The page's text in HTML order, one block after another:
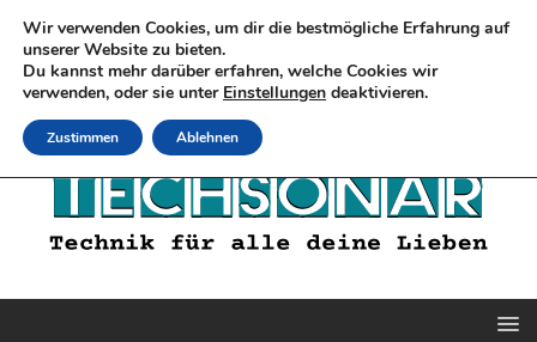
Wir verwenden Cookies, um dir die bestmögliche Erfahrung auf
unserer Website zu bieten.
Du kannst mehr darüber erfahren, welche Cookies wir
verwenden, oder sie unter Einstellungen deaktivieren.
Zustimmen Ablehnen